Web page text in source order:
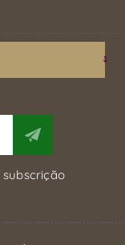
subscrição